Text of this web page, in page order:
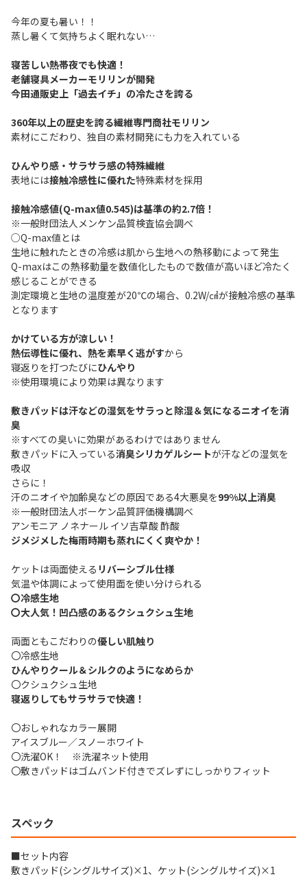
今年の夏も暑い！！
蒸し暑くて気持ちよく眠れない…
寝苦しい熱帯夜でも快適！
老舗寝具メーカーモリリンが開発
今田通販史上「過去イチ」の冷たさを誇る
360年以上の歴史を誇る繊維専門商社モリリン
素材にこだわり、独自の素材開発にも力を入れている
ひんやり感・サラサラ感の特殊繊維
表地には接触冷感性に優れた特殊素材を採用
接触冷感値(Q-max値0.545)は基準の約2.7倍！
※一般財団法人メンケン品質検査協会調べ
○Q-max値とは
生地に触れたときの冷感は肌から生地への熱移動によって発生
Q-maxはこの熱移動量を数値化したもので数値が高いほど冷たく
感じることができる
測定環境と生地の温度差が20℃の場合、0.2W/㎠が接触冷感の基準
となります
かけている方が涼しい！
熱伝導性に優れ、熱を素早く逃がすから
寝返りを打つたびにひんやり
※使用環境により効果は異なります
敷きパッドは汗などの湿気をサラっと除湿＆気になるニオイを消
臭
※すべての臭いに効果があるわけではありません
敷きパッドに入っている消臭シリカゲルシートが汗などの湿気を
吸収
さらに！
汗のニオイや加齢臭などの原因である4大悪臭を99%以上消臭
※一般財団法人ボーケン品質評価機構調べ
アンモニア ノネナール イソ吉草酸 酢酸
ジメジメした梅雨時期も蒸れにくく爽やか！
ケットは両面使える リバーシブル仕様
気温や体調によって使用面を使い分けられる
〇冷感生地
〇大人気！凹凸感のあるクシュクシュ生地
両面ともこだわりの優しい肌触り
〇冷感生地
ひんやりクール＆シルクのようになめらか
〇クシュクシュ生地
寝返りしてもサラサラで快適！
〇おしゃれなカラー展開
アイスブルー／スノーホワイト
〇洗濯OK！ ※洗濯ネット使用
〇敷きパッドはゴムバンド付きでズレずにしっかりフィット
スペック
■セット内容
敷きパッド(シングルサイズ)×1、ケット(シングルサイズ)×1